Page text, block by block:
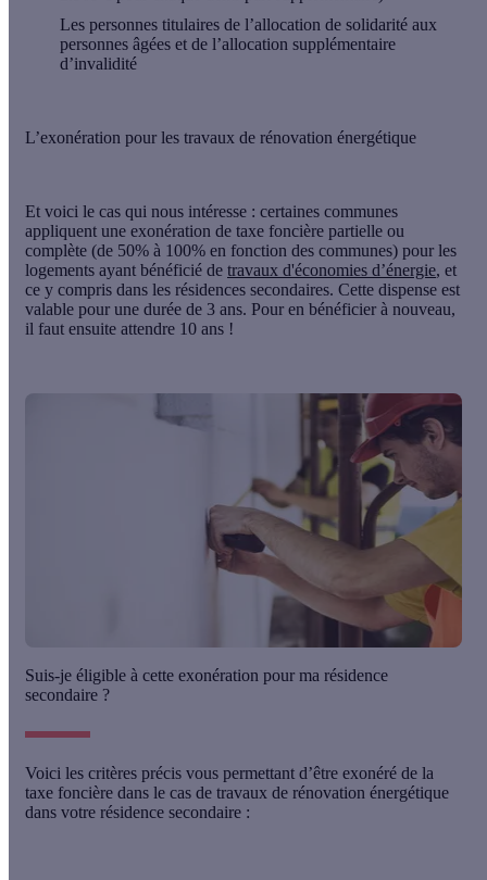
Les personnes titulaires de l’allocation de solidarité aux
personnes âgées et de l’allocation supplémentaire
d’invalidité
L’exonération pour les travaux de rénovation énergétique
Et voici le cas qui nous intéresse : certaines communes
appliquent une exonération de taxe foncière partielle ou
complète (de 50% à 100% en fonction des communes) pour les
logements ayant bénéficié de travaux d'économies d’énergie, et
ce y compris dans les résidences secondaires. Cette dispense est
valable pour une durée de 3 ans. Pour en bénéficier à nouveau,
il faut ensuite attendre 10 ans !
Suis-je éligible à cette exonération pour ma résidence
secondaire ?
Voici les critères précis vous permettant d’être exonéré de la
taxe foncière dans le cas de travaux de rénovation énergétique
dans votre résidence secondaire :